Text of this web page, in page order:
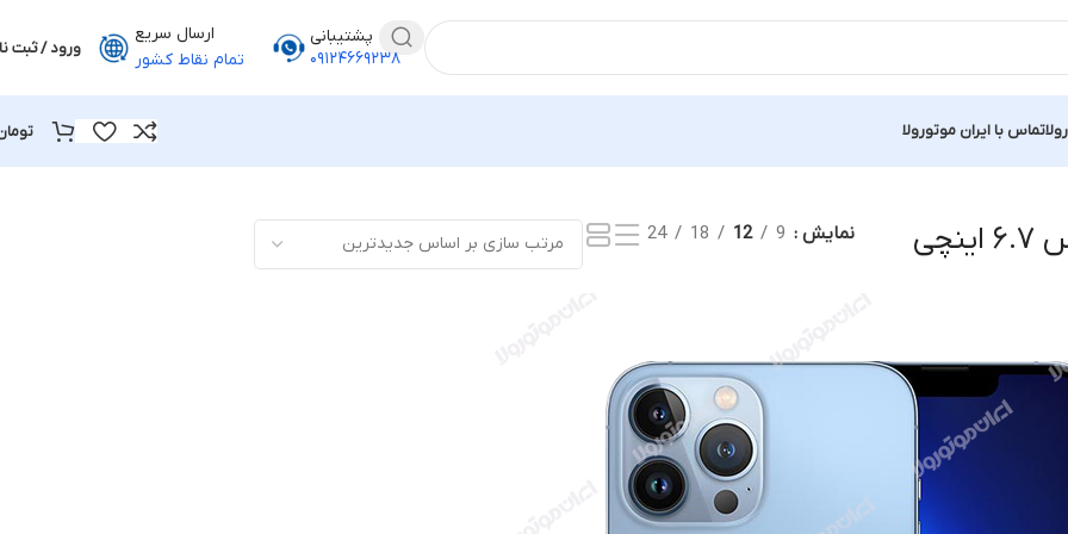
پشتیبانی
۰۹۱۲۴۶۶۹۲۳۸
ارسال سریع
تمام نقاط کشور
ورود / ثبت
تماس با ایران موتورولا
نمایش 9
12
18
24